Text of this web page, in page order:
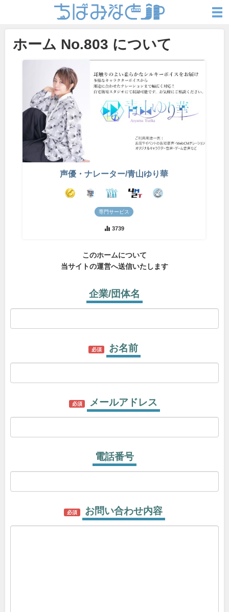
ホーム No.803 について
声優・ナレーター/青山ゆり華
専門サービス
3739
このホームについて
当サイトの運営へ送信いたします
企業/団体名
必須 お名前
必須 メールアドレス
電話番号
必須 お問い合わせ内容